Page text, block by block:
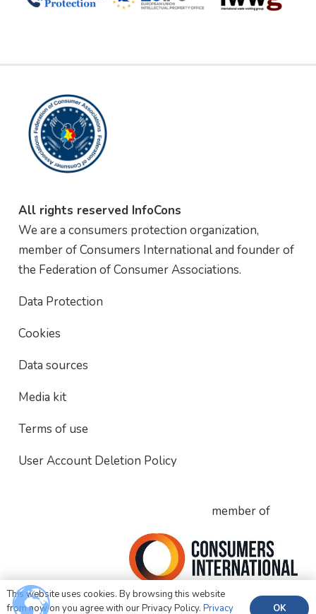
All rights reserved InfoCons
We are a consumers protection organization,
member of Consumers International and founder of
the Federation of Consumer Associations.
Data Protection
Cookies
Data sources
Media kit
Terms of use
User Account Deletion Policy
member of
This website uses cookies. By browsing this website
from now on you agree with our Privacy Policy. Privacy OK